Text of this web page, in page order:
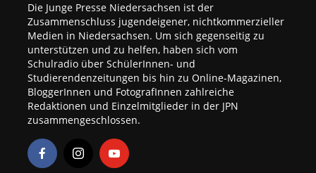
Die Junge Presse Niedersachsen ist der
Zusammenschluss jugendeigener, nichtkommerzieller
Medien in Niedersachsen. Um sich gegenseitig zu
unterstützen und zu helfen, haben sich vom
Schulradio über SchülerInnen- und
Studierendenzeitungen bis hin zu Online-Magazinen,
BloggerInnen und FotografInnen zahlreiche
Redaktionen und Einzelmitglieder in der JPN
zusammengeschlossen.